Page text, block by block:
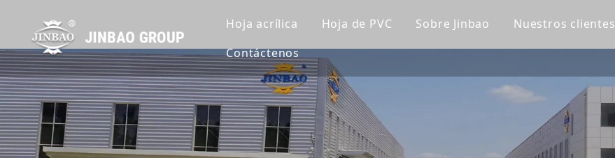
Hoja acrílica
Hoja de acrílico fundido
Hoja de acrílico transparente
Hoja de acrílico de color
Extruir lámina acrílica
Hoja de PVC
Tablero de gabinete de PVC
Tablero de PVC Celuka
Tablero de espuma extruido de PVC
Tablero de espuma sin PVC
Sobre Jinbao
Perfil de la empresa
Línea de fábrica
Certificaciones
Nuestros clientes
Contáctenos